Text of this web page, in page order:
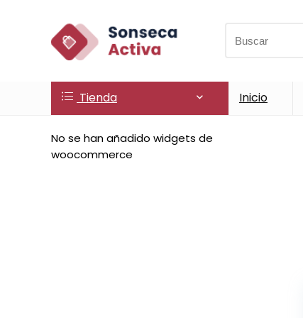
for:
Tienda Inicio
No se han añadido widgets de
woocommerce